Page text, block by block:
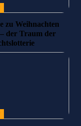
zu Weihnachten
der Traum der